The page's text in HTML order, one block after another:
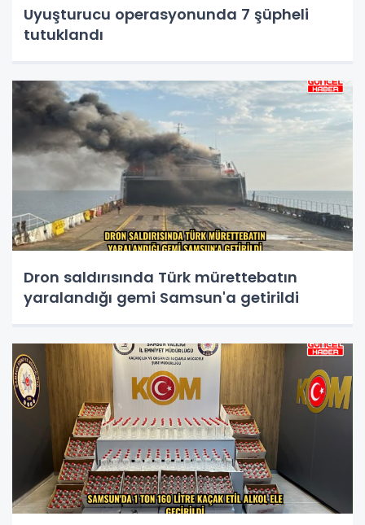
Uyuşturucu operasyonunda 7 şüpheli
tutuklandı
Dron saldırısında Türk mürettebatın
yaralandığı gemi Samsun'a getirildi